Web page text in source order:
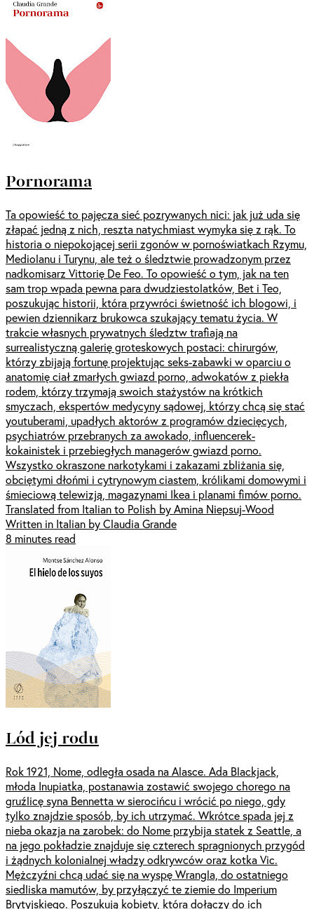
Pornorama
Ta opowieść to pajęcza sieć pozrywanych nici: jak już uda się
złapać jedną z nich, reszta natychmiast wymyka się z rąk. To
historia o niepokojącej serii zgonów w pornoświatkach Rzymu,
Mediolanu i Turynu, ale też o śledztwie prowadzonym przez
nadkomisarz Vittorię De Feo. To opowieść o tym, jak na ten
sam trop wpada pewna para dwudziestolatków, Bet i Teo,
poszukując historii, która przywróci świetność ich blogowi, i
pewien dziennikarz brukowca szukający tematu życia. W
trakcie własnych prywatnych śledztw trafiają na
surrealistyczną galerię groteskowych postaci: chirurgów,
którzy zbijają fortunę projektując seks-zabawki w oparciu o
anatomię ciał zmarłych gwiazd porno, adwokatów z piekła
rodem, którzy trzymają swoich stażystów na krótkich
smyczach, ekspertów medycyny sądowej, którzy chcą się stać
youtuberami, upadłych aktorów z programów dziecięcych,
psychiatrów przebranych za awokado, influencerek-
kokainistek i przebiegłych managerów gwiazd porno.
Wszystko okraszone narkotykami i zakazami zbliżania się,
obciętymi dłońmi i cytrynowym ciastem, królikami domowymi i
śmieciową telewizją, magazynami Ikea i planami fimów porno.
Translated from Italian to Polish by Amina Niepsuj-Wood
Written in Italian by Claudia Grande
8 minutes read
Lód jej rodu
Rok 1921, Nome, odległa osada na Alasce. Ada Blackjack,
młoda Inupiatka, postanawia zostawić swojego chorego na
gruźlicę syna Bennetta w sierocińcu i wrócić po niego, gdy
tylko znajdzie sposób, by ich utrzymać. Wkrótce spada jej z
nieba okazja na zarobek: do Nome przybija statek z Seattle, a
na jego pokładzie znajduje się czterech spragnionych przygód
i żądnych kolonialnej władzy odkrywców oraz kotka Vic.
Mężczyźni chcą udać się na wyspę Wrangla, do ostatniego
siedliska mamutów, by przyłączyć te ziemie do Imperium
Brytyjskiego. Poszukują kobiety, która dołączy do ich